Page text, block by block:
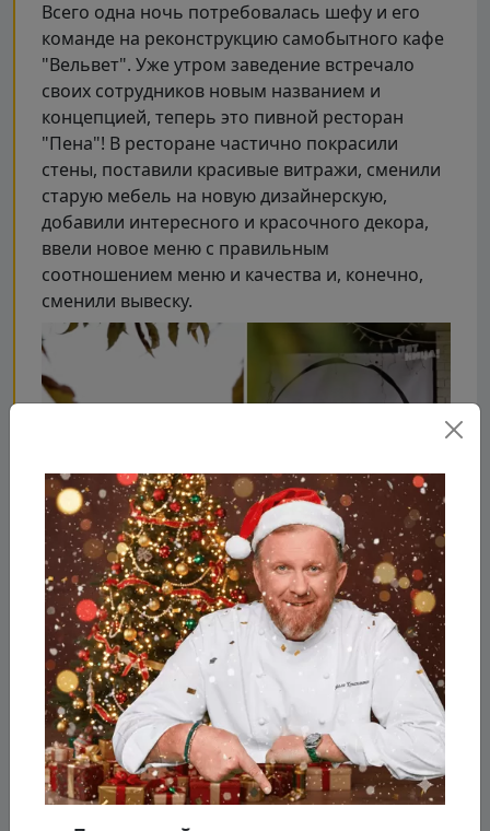
Всего одна ночь потребовалась шефу и его
команде на реконструкцию самобытного кафе
"Вельвет". Уже утром заведение встречало
своих сотрудников новым названием и
концепцией, теперь это пивной ресторан
"Пена"! В ресторане частично покрасили
стены, поставили красивые витражи, сменили
старую мебель на новую дизайнерскую,
добавили интересного и красочного декора,
ввели новое меню с правильным
соотношением меню и качества и, конечно,
сменили вывеску.